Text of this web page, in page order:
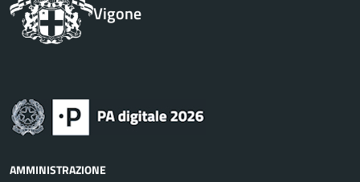
Vigone
AMMINISTRAZIONE